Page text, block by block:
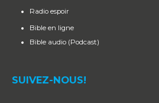
Radio espoir
Bible en ligne
Bible audio (Podcast)
SUIVEZ-NOUS!